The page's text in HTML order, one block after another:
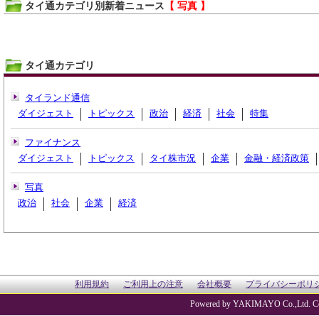
タイ通カテゴリ別新着ニュース 【 写真 】
タイ通カテゴリ
タイランド通信
ダイジェスト
トピックス 政治 経済 社会 特集
ファイナンス
ダイジェスト
トピックス タイ株市況 企業 金融・経済政策
写真
政治
社会 企業 経済
利用規約 ご利用上の注意 会社概要 プライバシーポリ
Powered by YAKIMAYO Co.,Ltd.